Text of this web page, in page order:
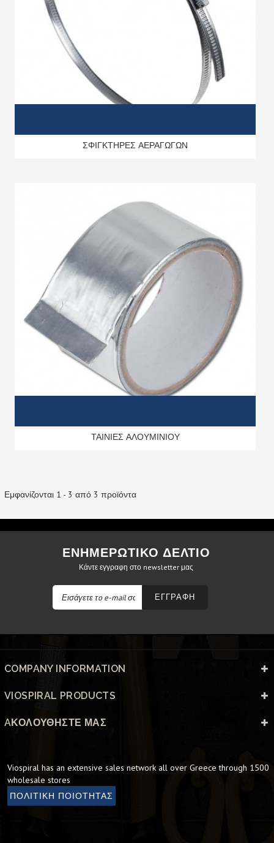
ΣΦΙΓΚΤΗΡΕΣ ΑΕΡΑΓΩΓΩΝ
ΤΑΙΝΙΕΣ ΑΛΟΥΜΙΝΙΟΥ
Εμφανίζονται 1 - 3 από 3 προϊόντα
ΕΝΗΜΕΡΩΤΙΚΟ ΔΕΛΤΙΟ
Κάντε εγγραφη στο newsletter μας
ΕΓΓΡΑΦΗ
COMPANY INFORMATION
VIOSPIRAL PRODUCTS
AΚΟΛΟΥΘΉΣΤΕ ΜΑΣ
Viospiral has an extensive sales network all over Greece through 1500
wholesale stores
ΠΟΛΙΤΙΚΗ ΠΟΙΟΤΗΤΑΣ